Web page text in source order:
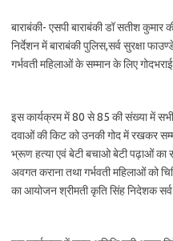
बाराबंकी- एसपी बाराबंकी डॉ सतीश
निर्देशन में बाराबंकी पुलिस,सर्व सुरक्षा
गर्भवती महिलाओं के सम्मान के लिए
इस कार्यक्रम में 80 से 85 की संख्या में
दवाओं की किट को उनकी गोद में रखकर
भ्रूण हत्या एवं बेटी बचाओ बेटी पढ़ाओं का
अवगत कराना तथा गर्भवती महिलाओं को
का आयोजन श्रीमती कृति सिंह निदेशक